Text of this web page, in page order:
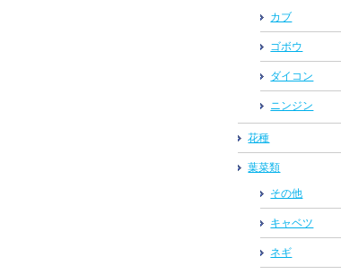
カブ
ゴボウ
ダイコン
ニンジン
花種
葉菜類
その他
キャベツ
ネギ